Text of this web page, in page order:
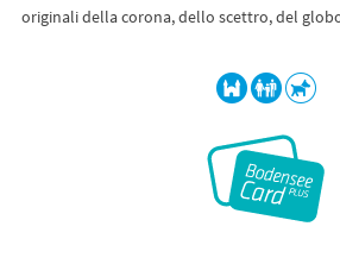
originali della corona, dello scettro, del